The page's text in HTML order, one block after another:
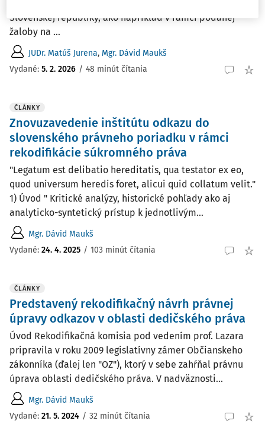
Slovenskej republiky, ako napríklad v rámci podanej
žaloby na ...
JUDr. Matúš Jurena, Mgr. Dávid Maukš
Vydané: 5. 2. 2026 / 48 minút čítania
ČLÁNKY
Znovuzavedenie inštitútu odkazu do
slovenského právneho poriadku v rámci
rekodifikácie súkromného práva
"Legatum est delibatio hereditatis, qua testator ex eo,
quod universum heredis foret, alicui quid collatum velit."
1) Úvod " Kritické analýzy, historické pohľady ako aj
analyticko-syntetický prístup k jednotlivým...
Mgr. Dávid Maukš
Vydané: 24. 4. 2025 / 103 minút čítania
ČLÁNKY
Predstavený rekodifikačný návrh právnej
úpravy odkazov v oblasti dedičského práva
Úvod Rekodifikačná komisia pod vedením prof. Lazara
pripravila v roku 2009 legislatívny zámer Občianskeho
zákonníka (ďalej len "OZ"), ktorý v sebe zahŕňal právnu
úprava oblasti dedičského práva. V nadväznosti...
Mgr. Dávid Maukš
Vydané: 21. 5. 2024 / 32 minút čítania